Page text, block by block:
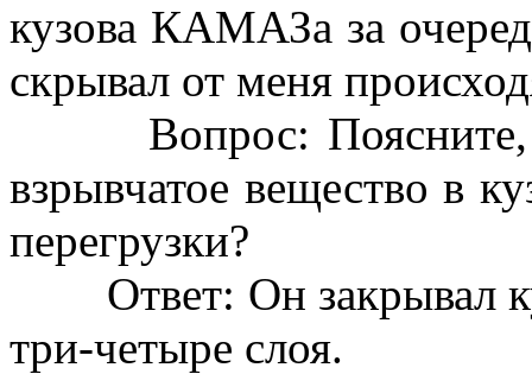
кузова КАМАЗа за
скрывал от меня
Вопрос: Поясните,
взрывчатое вещество в
перегрузки?
Ответ: Он закрывал
три-четыре слоя.